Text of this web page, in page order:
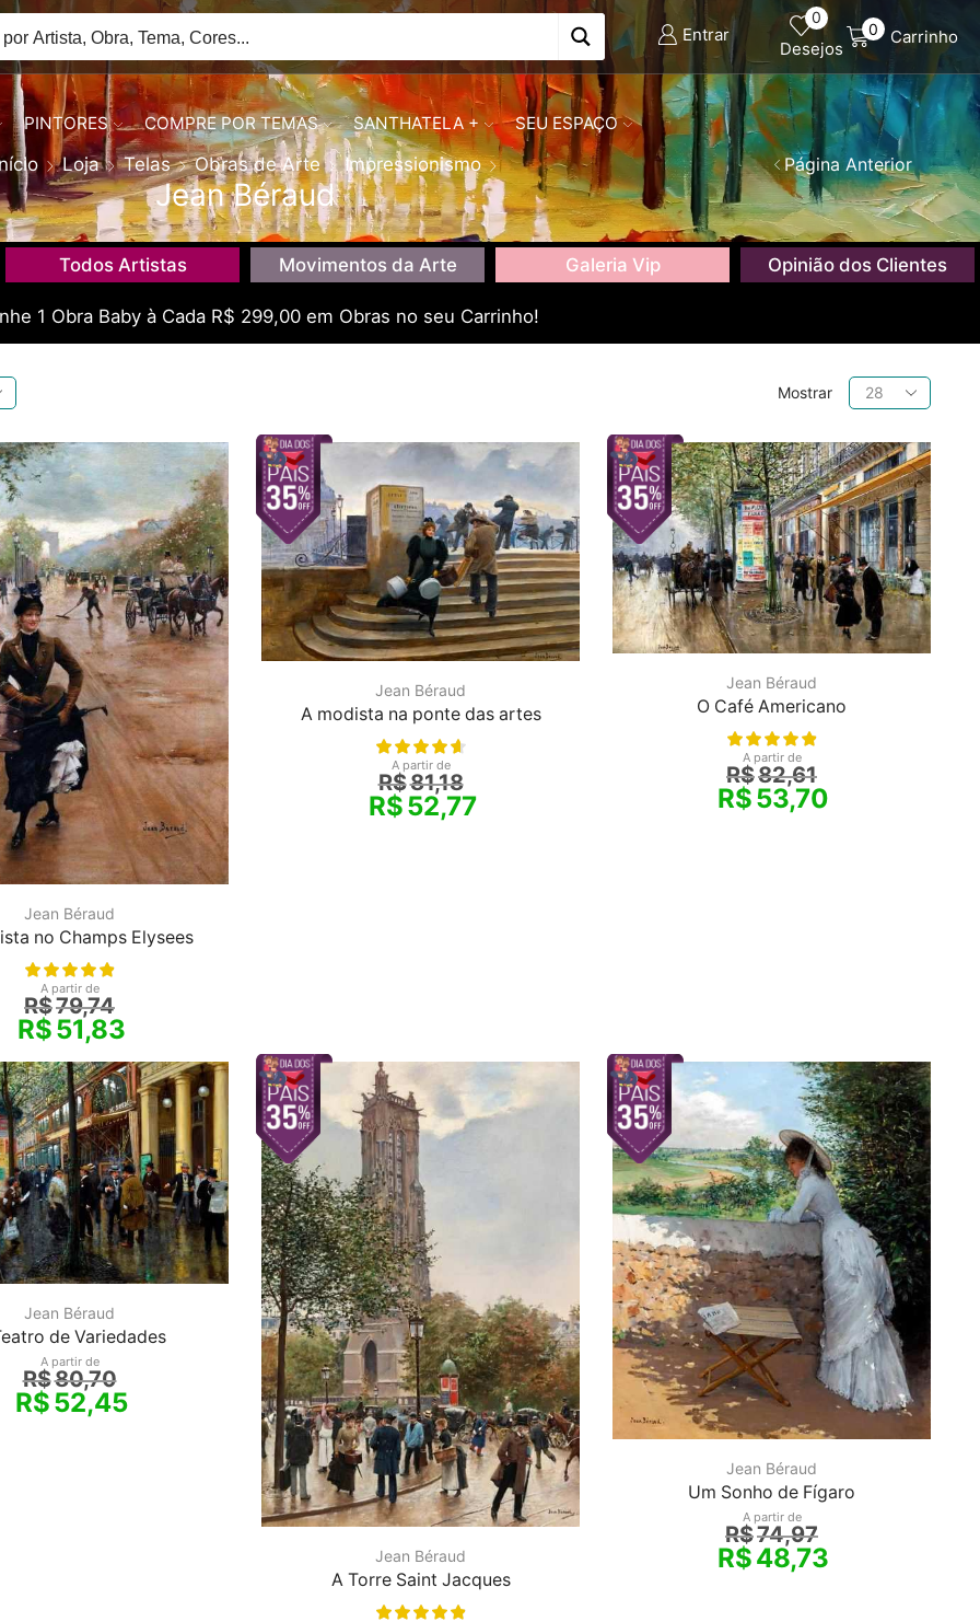
Entrar
0
Desejos
0 Carrinho
PINTORES COMPRE POR TEMAS SANTHATELA + SEU ESPAÇO
Loja Telas Obras de Arte Impressionismo
Jean Béraud
Página Anterior
Todos Artistas Movimentos da Arte Galeria Vip Opinião dos Clientes
1 Obra Baby à Cada R$ 299,00 em Obras no seu Carrinho!
Mostrar
Produtos
por
Jean Béraud
no Champs Elysees
A partir de
R$79,74
R$51,83
Jean Béraud
A modista na ponte das artes
A partir de
R$81,18
R$52,77
Jean Béraud
O Café Americano
A partir de
R$82,61
R$53,70
Jean Béraud
de Variedades
A partir de
R$80,70
R$52,45
Jean Béraud
A Torre Saint Jacques
Jean Béraud
Um Sonho de Fígaro
A partir de
R$74,97
R$48,73